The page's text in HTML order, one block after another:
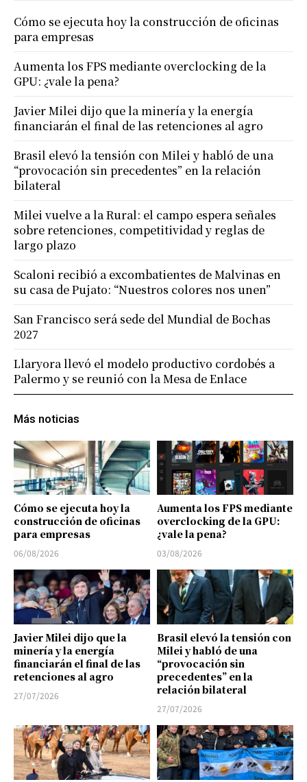
Más noticias
Cómo se ejecuta hoy la
construcción de oficinas
para empresas
06/08/2026
Aumenta los FPS mediante
overclocking de la GPU:
¿vale la pena?
03/08/2026
Javier Milei dijo que la
minería y la energía
financiarán el final de las
retenciones al agro
27/07/2026
Brasil elevó la tensión con
Milei y habló de una
“provocación sin
precedentes” en la
relación bilateral
27/07/2026
Cómo se ejecuta hoy la construcción de oficinas
para empresas
Aumenta los FPS mediante overclocking de la
GPU: ¿vale la pena?
Javier Milei dijo que la minería y la energía
financiarán el final de las retenciones al agro
Brasil elevó la tensión con Milei y habló de una
“provocación sin precedentes” en la relación
bilateral
Milei vuelve a la Rural: el campo espera señales
sobre retenciones, competitividad y reglas de
largo plazo
Scaloni recibió a excombatientes de Malvinas en
su casa de Pujato: “Nuestros colores nos unen”
San Francisco será sede del Mundial de Bochas
2027
Llaryora llevó el modelo productivo cordobés a
Palermo y se reunió con la Mesa de Enlace